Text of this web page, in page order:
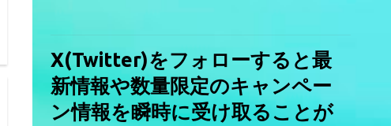
X(Twitter)をフォローすると最
新情報や数量限定のキャンペー
ン情報を瞬時に受け取ることが